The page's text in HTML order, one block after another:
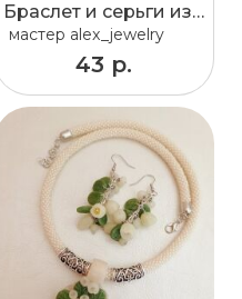
Браслет и серьги из тонированного кварца
мастер alex_jewelry
43 р.